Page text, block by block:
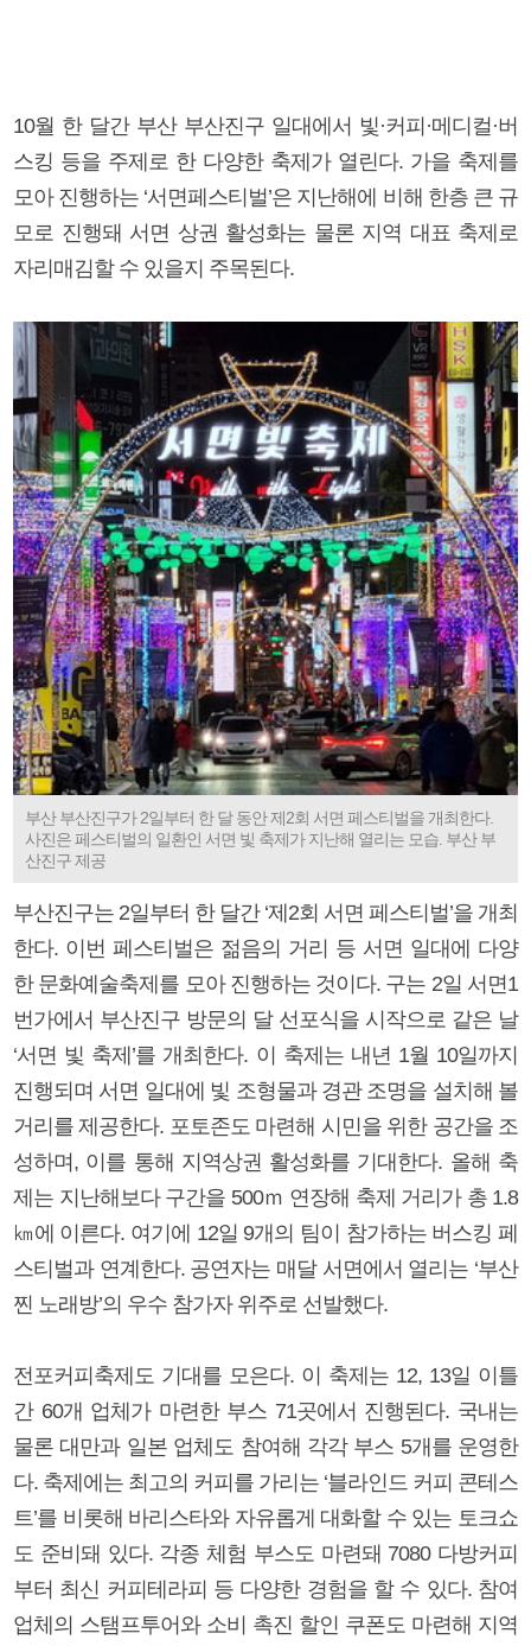
10월 한 달간 부산 부산진구 일대에서 빛·커피·메디컬·버
스킹 등을 주제로 한 다양한 축제가 열린다. 가을 축제를
모아 진행하는 ‘서면페스티벌’은 지난해에 비해 한층 큰 규
모로 진행돼 서면 상권 활성화는 물론 지역 대표 축제로
자리매김할 수 있을지 주목된다.
부산 부산진구가 2일부터 한 달 동안 제2회 서면 페스티벌을 개최한다.
사진은 페스티벌의 일환인 서면 빛 축제가 지난해 열리는 모습. 부산 부
산진구 제공
부산진구는 2일부터 한 달간 ‘제2회 서면 페스티벌’을 개최
한다. 이번 페스티벌은 젊음의 거리 등 서면 일대에 다양
한 문화예술축제를 모아 진행하는 것이다. 구는 2일 서면1
번가에서 부산진구 방문의 달 선포식을 시작으로 같은 날
‘서면 빛 축제’를 개최한다. 이 축제는 내년 1월 10일까지
진행되며 서면 일대에 빛 조형물과 경관 조명을 설치해 볼
거리를 제공한다. 포토존도 마련해 시민을 위한 공간을 조
성하며, 이를 통해 지역상권 활성화를 기대한다. 올해 축
제는 지난해보다 구간을 500ｍ 연장해 축제 거리가 총 1.8
㎞에 이른다. 여기에 12일 9개의 팀이 참가하는 버스킹 페
스티벌과 연계한다. 공연자는 매달 서면에서 열리는 ‘부산
찐 노래방’의 우수 참가자 위주로 선발했다.
전포커피축제도 기대를 모은다. 이 축제는 12, 13일 이틀
간 60개 업체가 마련한 부스 71곳에서 진행된다. 국내는
물론 대만과 일본 업체도 참여해 각각 부스 5개를 운영한
다. 축제에는 최고의 커피를 가리는 ‘블라인드 커피 콘테스
트’를 비롯해 바리스타와 자유롭게 대화할 수 있는 토크쇼
도 준비돼 있다. 각종 체험 부스도 마련돼 7080 다방커피
부터 최신 커피테라피 등 다양한 경험을 할 수 있다. 참여
업체의 스탬프투어와 소비 촉진 할인 쿠폰도 마련해 지역